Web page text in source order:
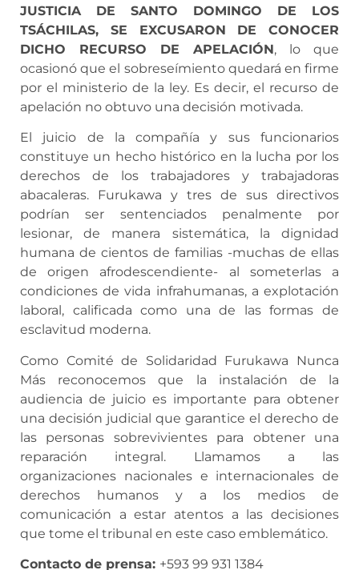
JUSTICIA DE SANTO DOMINGO DE LOS
TSÁCHILAS, SE EXCUSARON DE CONOCER
DICHO RECURSO DE APELACIÓN, lo que
ocasionó que el sobreseímiento quedará en firme
por el ministerio de la ley. Es decir, el recurso de
apelación no obtuvo una decisión motivada.
El juicio de la compañía y sus funcionarios
constituye un hecho histórico en la lucha por los
derechos de los trabajadores y trabajadoras
abacaleras. Furukawa y tres de sus directivos
podrían ser sentenciados penalmente por
lesionar, de manera sistemática, la dignidad
humana de cientos de familias -muchas de ellas
de origen afrodescendiente- al someterlas a
condiciones de vida infrahumanas, a explotación
laboral, calificada como una de las formas de
esclavitud moderna.
Como Comité de Solidaridad Furukawa Nunca
Más reconocemos que la instalación de la
audiencia de juicio es importante para obtener
una decisión judicial que garantice el derecho de
las personas sobrevivientes para obtener una
reparación integral. Llamamos a las
organizaciones nacionales e internacionales de
derechos humanos y a los medios de
comunicación a estar atentos a las decisiones
que tome el tribunal en este caso emblemático.
Contacto de prensa: +593 99 931 1384